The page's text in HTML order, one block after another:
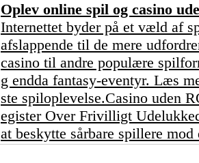
Oplev online spil og casino
Internettet byder på et væld af
afslappende til de mere
casino til andre populære
g endda fantasy-eventyr. Læs
ste spiloplevelse.Casino uden
egister Over Frivilligt
at beskytte sårbare spillere